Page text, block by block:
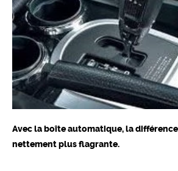
Avec la boîte automatique, la
nettement plus flagrante.